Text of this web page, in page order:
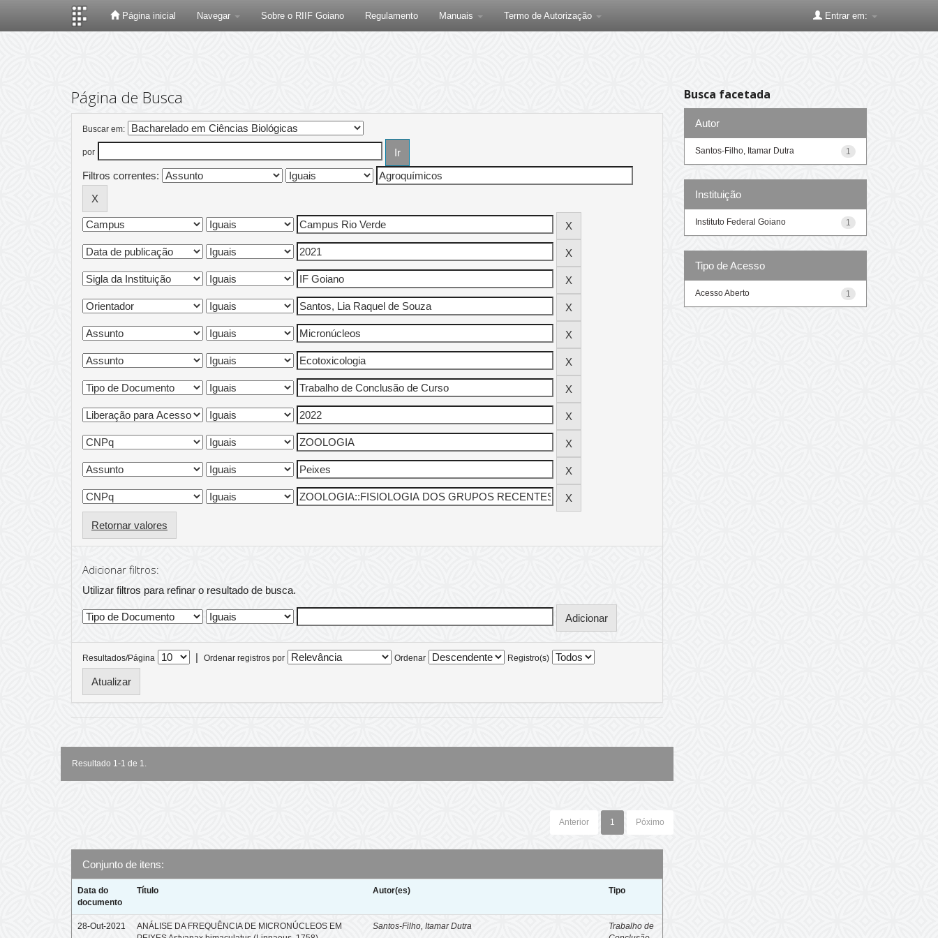
Página inicial Navegar Sobre o RIIF Goiano Regulamento Manuais Termo de Autorização Entrar em:
Página de Busca
Buscar em:
por
Filtros correntes:
Retornar valores
Adicionar filtros:
Utilizar filtros para refinar o resultado de busca.
Resultados/Página | Ordenar registros por Ordenar Registro(s)
Resultado 1-1 de 1.
Anterior 1 Póximo
Conjunto de itens:
Data do
documento
Título Autor(es) Tipo
28-Out-2021
ANÁLISE DA FREQUÊNCIA DE MICRONÚCLEOS EM
Santos-Filho, Itamar Dutra
Trabalho de
Busca facetada
Autor
1
Santos-Filho, Itamar Dutra
Instituição
1
Instituto Federal Goiano
Tipo de Acesso
1
Acesso Aberto